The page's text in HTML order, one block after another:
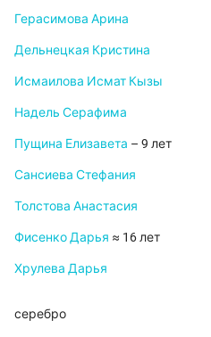
Герасимова Арина
Дельнецкая Кристина
Исмаилова Исмат Кызы
Надель Серафима
Пущина Елизавета – 9 лет
Сансиева Стефания
Толстова Анастасия
Фисенко Дарья ≈ 16 лет
Хрулева Дарья
серебро